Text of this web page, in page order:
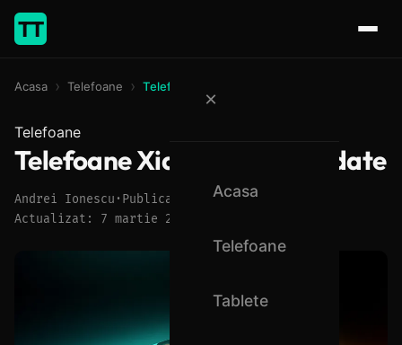
TT
×
Acasa
Telefoane
Tablete
Acasa Telefoane Telefoane Xiaomi recomandate
Telefoane
Telefoane Xiaomi recomandate
Andrei Ionescu · Publicat: 7 martie 2026
Actualizat: 7 martie 2026